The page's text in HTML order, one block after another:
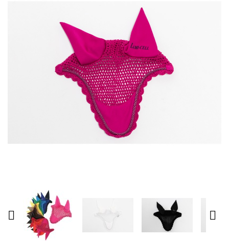
 